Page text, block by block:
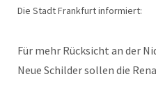
Die Stadt Frankfurt informiert:
Für mehr Rücksicht an der
Neue Schilder sollen die